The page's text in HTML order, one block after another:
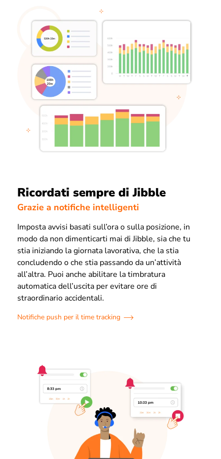
Ricordati sempre di Jibble
Grazie a notifiche intelligenti
Imposta avvisi basati sull’ora o sulla posizione, in
modo da non dimenticarti mai di Jibble, sia che tu
stia iniziando la giornata lavorativa, che la stia
concludendo o che stia passando da un’attività
all’altra. Puoi anche abilitare la timbratura
automatica dell’uscita per evitare ore di
straordinario accidentali.
Notifiche push per il time tracking